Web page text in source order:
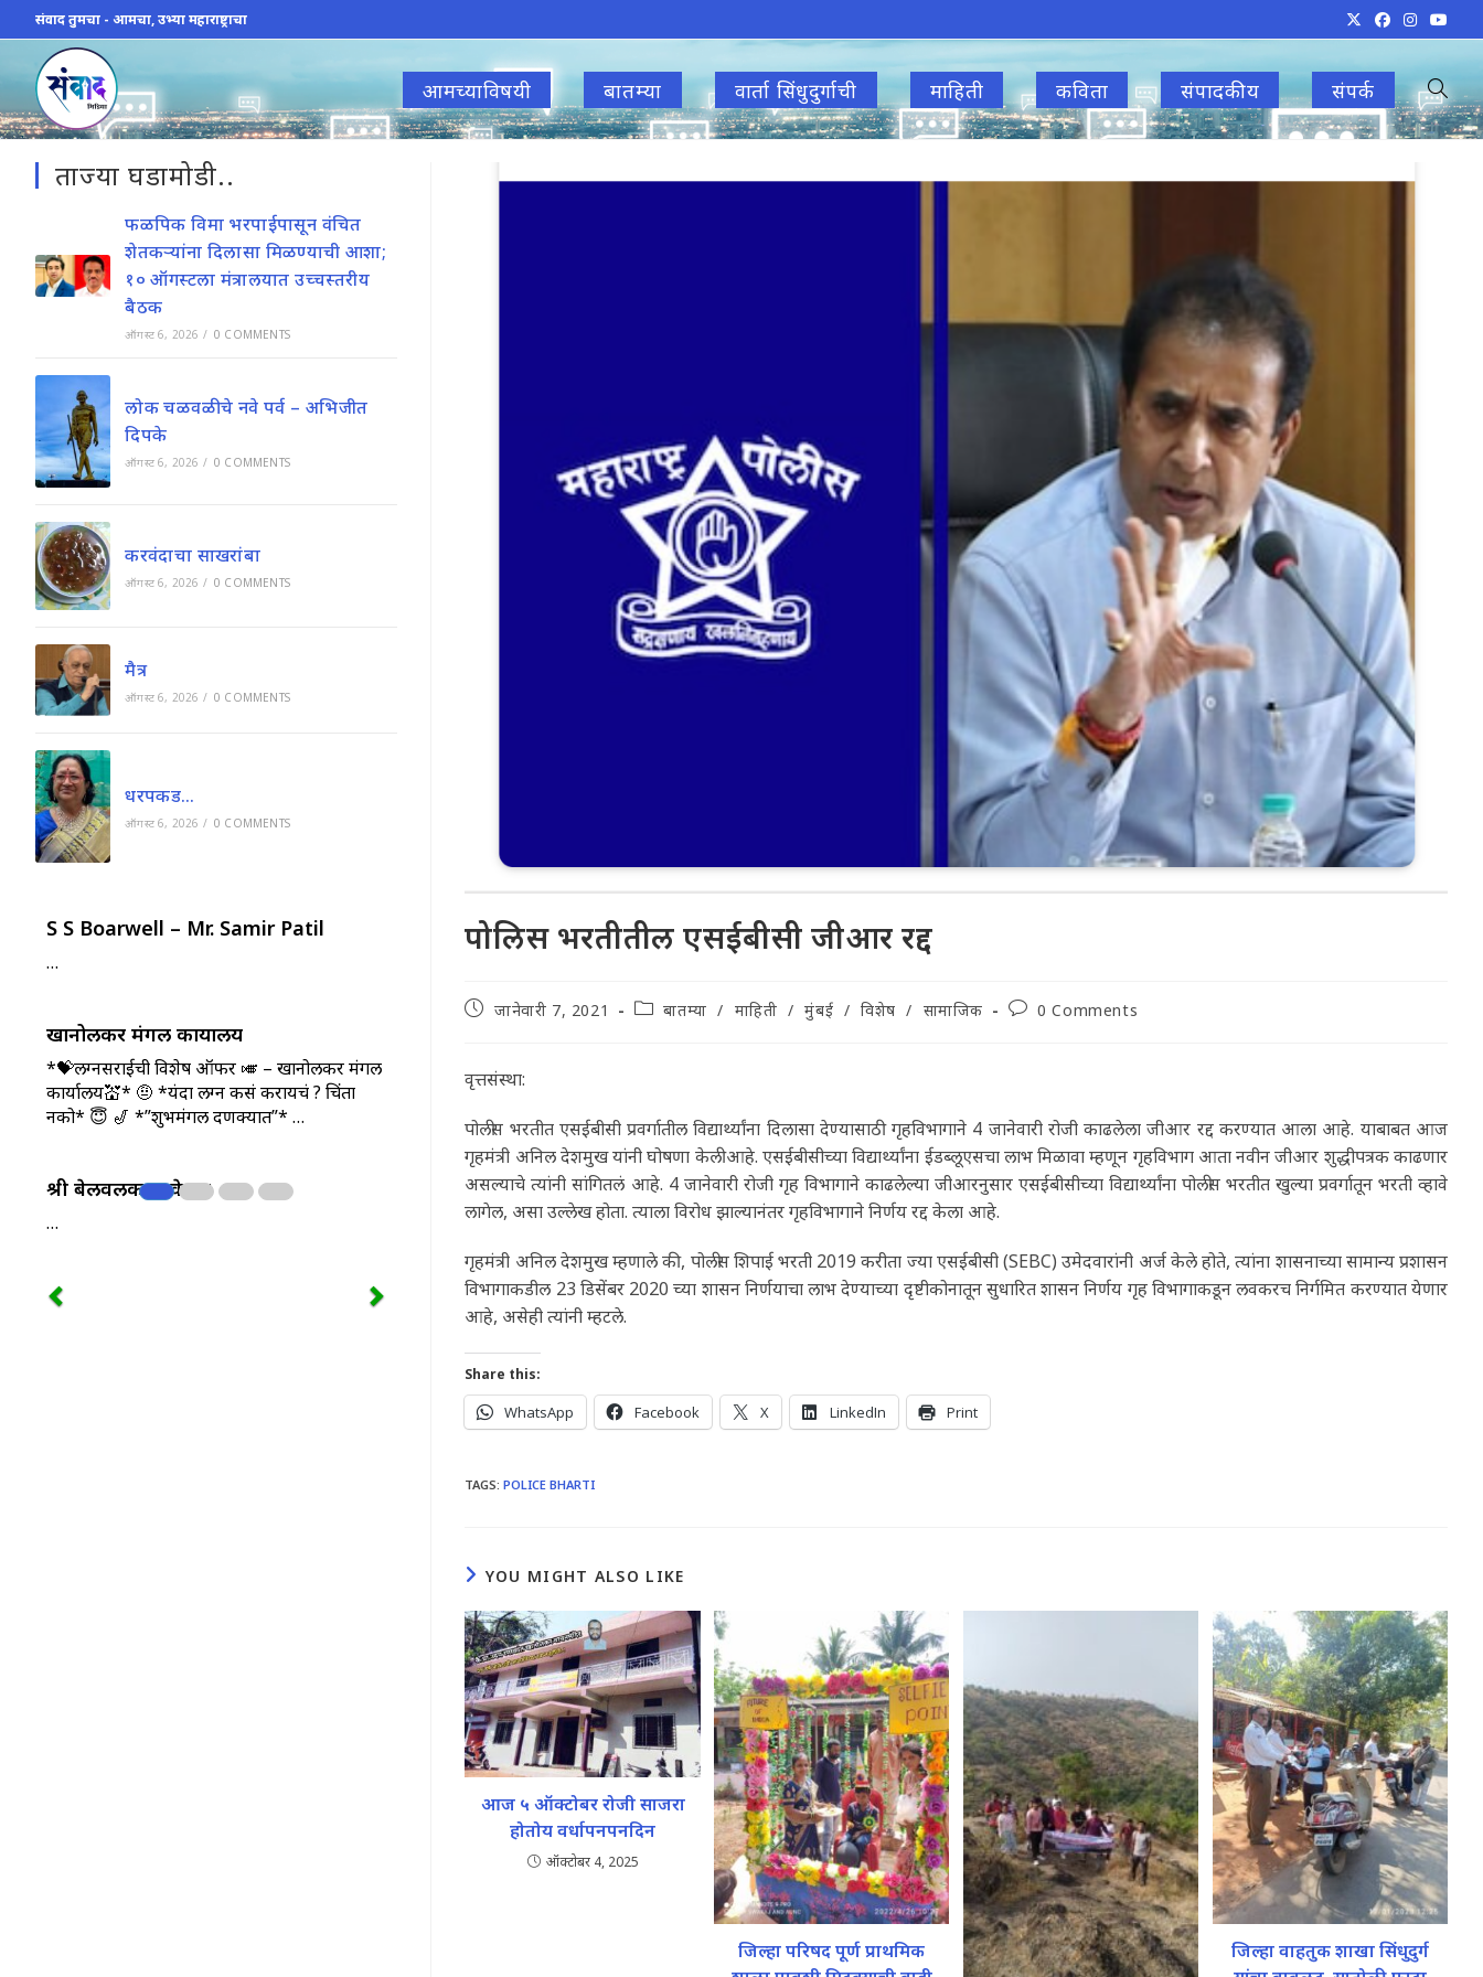
to
content
संवाद तुमचा - आमचा, उभ्या महाराष्ट्राचा
आमच्याविषयी बातम्या वार्ता सिंधुदुर्गाची माहिती कविता संपादकीय संपर्क Toggle
पोलिस भरतीतील एसईबीसी जीआर रद्द
Postजानेवारी 7, 2021
Postबातम्या / माहिती / मुंबई / विशेष / सामाजिक
Post0 Comments
वृत्तसंस्था:
पोलीस भरतीत एसईबीसी प्रवर्गातील विद्यार्थ्यांना दिलासा देण्यासाठी गृहविभागाने 4 जानेवारी रोजी काढलेला जीआर रद्द करण्यात आला आहे. याबाबत आज
गृहमंत्री अनिल देशमुख यांनी घोषणा केली आहे. एसईबीसीच्या विद्यार्थ्यांना ईडब्लूएसचा लाभ मिळावा म्हणून गृहविभाग आता नवीन जीआर शुद्धीपत्रक काढणार
असल्याचे त्यांनी सांगितलं आहे. 4 जानेवारी रोजी गृह विभागाने काढलेल्या जीआरनुसार एसईबीसीच्या विद्यार्थ्यांना पोलीस भरतीत खुल्या प्रवर्गातून भरती व्हावे
लागेल, असा उल्लेख होता. त्याला विरोध झाल्यानंतर गृहविभागाने निर्णय रद्द केला आहे.
गृहमंत्री अनिल देशमुख म्हणाले की, पोलीस शिपाई भरती 2019 करीता ज्या एसईबीसी (SEBC) उमेदवारांनी अर्ज केले होते, त्यांना शासनाच्या सामान्य प्रशासन
विभागाकडील 23 डिसेंबर 2020 च्या शासन निर्णयाचा लाभ देण्याच्या दृष्टीकोनातून सुधारित शासन निर्णय गृह विभागाकडून लवकरच निर्गमित करण्यात येणार
आहे, असेही त्यांनी म्हटले.
Share this:
WhatsApp Facebook X LinkedIn Print
TAGS:POLICE BHARTI
YOU MIGHT ALSO LIKE
आज ५ ऑक्टोबर रोजी साजरा
होतोय वर्धापनपनदिन
ऑक्टोबर 4, 2025
जिल्हा परिषद पूर्ण प्राथमिक
जिल्हा वाहतुक शाखा सिंधुदुर्ग
ताज्या घडामोडी..
फळपिक विमा भरपाईपासून वंचित
शेतकऱ्यांना दिलासा मिळण्याची आशा;
१० ऑगस्टला मंत्रालयात उच्चस्तरीय
बैठक
ऑगस्ट 6, 2026 / 0 COMMENTS
लोक चळवळीचे नवे पर्व – अभिजीत
दिपके
ऑगस्ट 6, 2026 / 0 COMMENTS
करवंदाचा साखरांबा
ऑगस्ट 6, 2026 / 0 COMMENTS
मैत्र
ऑगस्ट 6, 2026 / 0 COMMENTS
धरपकड…
ऑगस्ट 6, 2026 / 0 COMMENTS
S S Boarwell – Mr. Samir Patil
…
खानोलकर मंगल कार्यालय
*💝लग्नसराईची विशेष ऑफर 🎺 – खानोलकर मंगल
कार्यालय💒* 🤨 *यंदा लग्न कसं करायचं ? चिंता
नको* 😇 🎷 *”शुभमंगल दणक्यात”* …
श्री बेलवलकर ज्वेलर्स
…